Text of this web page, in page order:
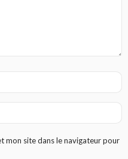
mon site dans le navigateur pour